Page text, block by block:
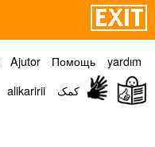
Ajutor Помощь
yardım
alikaririi کمک